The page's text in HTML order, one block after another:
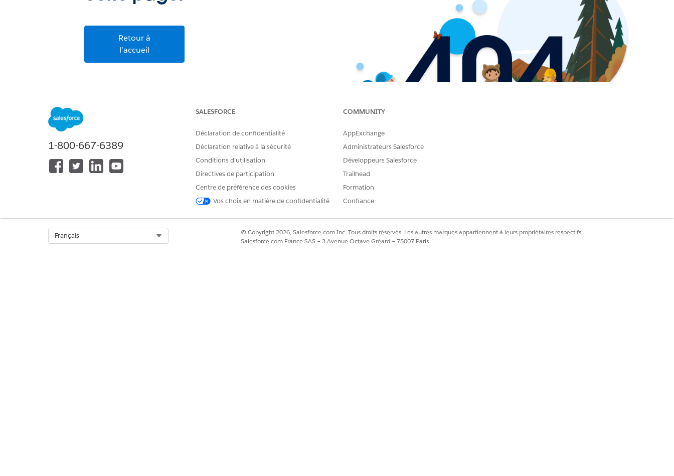
Retour à
l’accueil
1-800-667-6389
SALESFORCE
Déclaration de confidentialité
Déclaration relative à la sécurité
Conditions d’utilisation
Directives de participation
Centre de préférence des cookies
Vos choix en matière de confidentialité
COMMUNITY
AppExchange
Administrateurs Salesforce
Développeurs Salesforce
Trailhead
Formation
Confiance
Français
© Copyright 2026, Salesforce.com Inc. Tous droits réservés. Les autres marques appartiennent à leurs propriétaires respectifs.
Salesforce.com France SAS – 3 Avenue Octave Gréard – 75007 Paris